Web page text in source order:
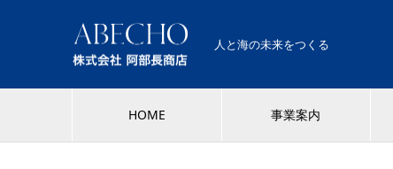
人と海の未来をつくる
HOME 事業案内